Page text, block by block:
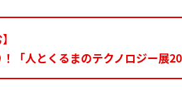
「人とくるまのテクノロジー展